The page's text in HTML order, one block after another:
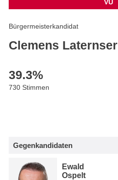
VU
Bürgermeisterkandidat
Clemens Laternser
39.3%
730 Stimmen
Gegenkandidaten
Ewald
Ospelt